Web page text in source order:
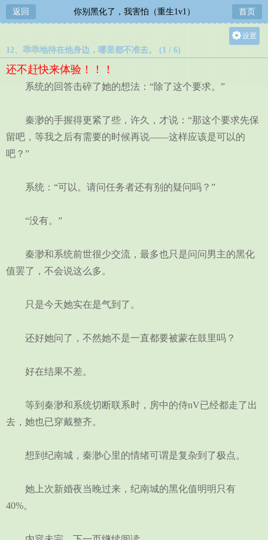
返回 你别黑化了，我害怕（重生1v1） 首页
设置
12、乖乖地待在他身边，哪里都不准去。 (1 / 6)
还不赶快来体验！！！
系统的回答击碎了她的想法：“除了这个要求。”
秦渺的手握得更紧了些，许久，才说：“那这个要求先保
留吧，等我之后有需要的时候再说——这样应该是可以的
吧？”
系统：“可以。请问任务者还有别的疑问吗？”
“没有。”
秦渺和系统前世很少交流，最多也只是问问男主的黑化
值罢了，不会说这么多。
只是今天她实在是气到了。
还好她问了，不然她不是一直都要被蒙在鼓里吗？
好在结果不差。
等到秦渺和系统切断联系时，房中的侍nV已经都走了出
去，她也已穿戴整齐。
想到纪南城，秦渺心里的情绪可谓是复杂到了极点。
她上次新婚夜当晚过来，纪南城的黑化值明明只有
40%。